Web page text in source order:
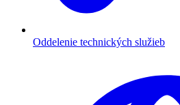
Oddelenie technických služieb